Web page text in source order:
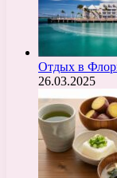
Отдых в
26.03.2025